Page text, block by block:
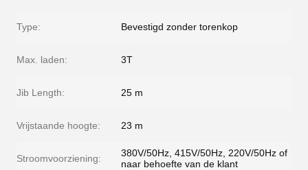
Type: Bevestigd zonder torenkop
Max. laden: 3T
Jib Length: 25 m
Vrijstaande hoogte: 23 m
Stroomvoorziening:
380V/50Hz, 415V/50Hz, 220V/50Hz of
naar behoefte van de klant